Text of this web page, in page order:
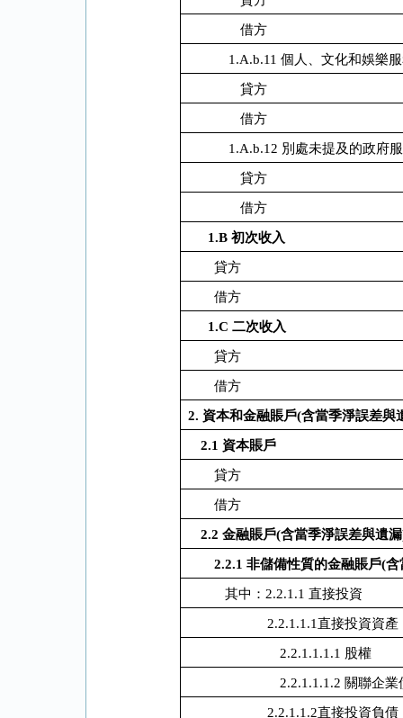
借方
1.A.b.11 個人、文化和娛樂
貸方
借方
1.A.b.12 別處未提及的政府
貸方
借方
1.B初次收入
貸方
借方
1.C二次收入
貸方
借方
2. 資本和金融賬戶(含當季淨誤差與
2.1 資本賬戶
貸方
借方
2.2金融賬戶(含當季淨誤差與遺漏
2.2.1 非儲備性質的金融賬戶(含
其中： 2.2.1.1 直接投資
2.2.1.1.1直接投資資產
2.2.1.1.1.1 股權
2.2.1.1.1.2 關聯企業
2.2.1.1.2直接投資負債